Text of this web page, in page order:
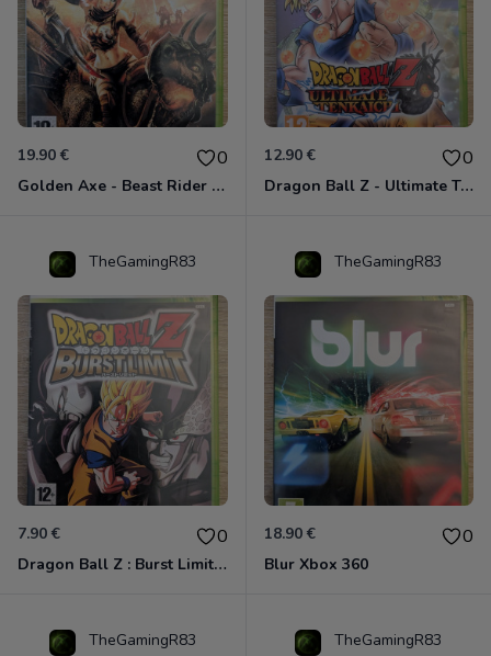
19.90 € 0
Golden Axe - Beast Rider Xbox 360
12.90 € 0
Dragon Ball Z - Ultimate Tenkaichi Xbox 360
TheGamingR83
7.90 € 0
Dragon Ball Z : Burst Limit Xbox 360
TheGamingR83
18.90 € 0
Blur Xbox 360
TheGamingR83 TheGamingR83